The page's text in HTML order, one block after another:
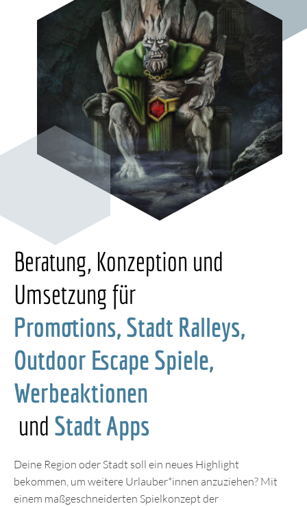
Beratung, Konzeption und
Umsetzung für
Promotions, Stadt Ralleys,
Outdoor Escape Spiele,
Werbeaktionen
und Stadt Apps
Deine Region oder Stadt soll ein neues Highlight
bekommen, um weitere Urlauber*innen anzuziehen? Mit
einem maßgeschneiderten Spielkonzept der